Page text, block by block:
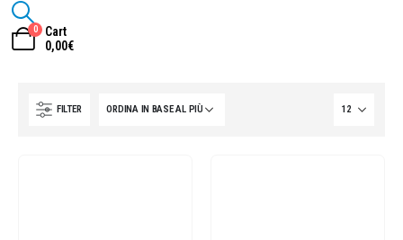
0
Cart
0,00€
FILTER